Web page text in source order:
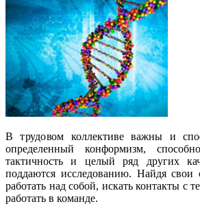
В трудовом коллективе важны и
определенный конформизм,
тактичность и целый ряд других
поддаются исследованию. Найдя свои
работать над собой, искать контакты с
работать в команде.